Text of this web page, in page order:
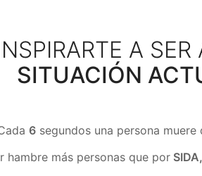
A
SITUACIÓN
6segundos una persona muere
hambre más personas que por